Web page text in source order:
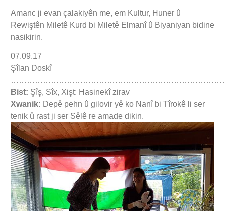
Amanc ji evan çalakiyên me, em Kultur, Huner û
Rewiştên Miletê Kurd bi Miletê Elmanî û Biyaniyan bidine
nasikirin.
07.09.17
Şîlan Doskî
Bist: Şîş, Sîx, Xişt: Hasinekî zirav
Xwanik: Depê pehn û gilovir yê ko Nanî bi Tîrokê li ser
tenik û rast ji ser Sêlê re amade dikin.